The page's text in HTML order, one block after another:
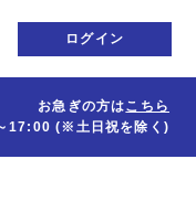
ログイン
お急ぎの方はこちら
17:00(※土日祝を除く)